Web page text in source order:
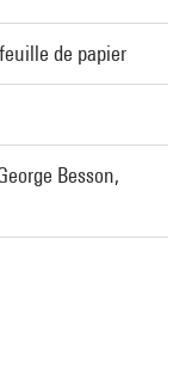
de papier
Besson,